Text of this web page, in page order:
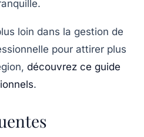
loin dans la gestion de
pour attirer plus
découvrez ce guide
.